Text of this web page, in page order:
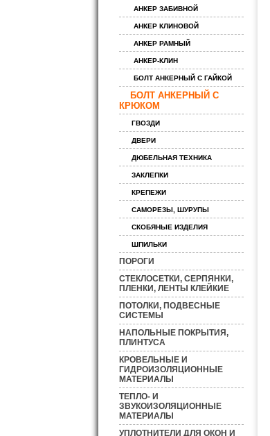
АНКЕР ЗАБИВНОЙ
АНКЕР КЛИНОВОЙ
АНКЕР РАМНЫЙ
АНКЕР-КЛИН
БОЛТ АНКЕРНЫЙ С ГАЙКОЙ
БОЛТ АНКЕРНЫЙ С
КРЮКОМ
ГВОЗДИ
ДВЕРИ
ДЮБЕЛЬНАЯ ТЕХНИКА
ЗАКЛЕПКИ
КРЕПЕЖИ
САМОРЕЗЫ, ШУРУПЫ
СКОБЯНЫЕ ИЗДЕЛИЯ
ШПИЛЬКИ
ПОРОГИ
СТЕКЛОСЕТКИ, СЕРПЯНКИ,
ПЛЕНКИ, ЛЕНТЫ КЛЕЙКИЕ
ПОТОЛКИ, ПОДВЕСНЫЕ
СИСТЕМЫ
НАПОЛЬНЫЕ ПОКРЫТИЯ,
ПЛИНТУСА
КРОВЕЛЬНЫЕ И
ГИДРОИЗОЛЯЦИОННЫЕ
МАТЕРИАЛЫ
ТЕПЛО- И
ЗВУКОИЗОЛЯЦИОННЫЕ
МАТЕРИАЛЫ
УПЛОТНИТЕЛИ ДЛЯ ОКОН И